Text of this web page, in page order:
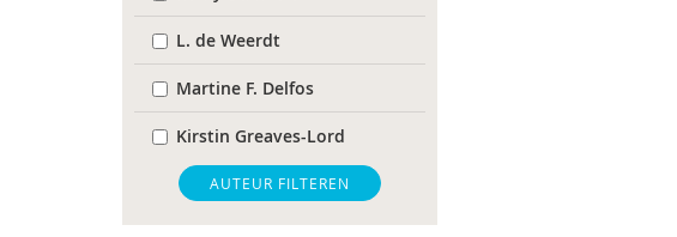
L. de Weerdt
Martine F. Delfos
Kirstin Greaves-Lord
Hannah Hurley
A. Huson
AUTEUR FILTEREN